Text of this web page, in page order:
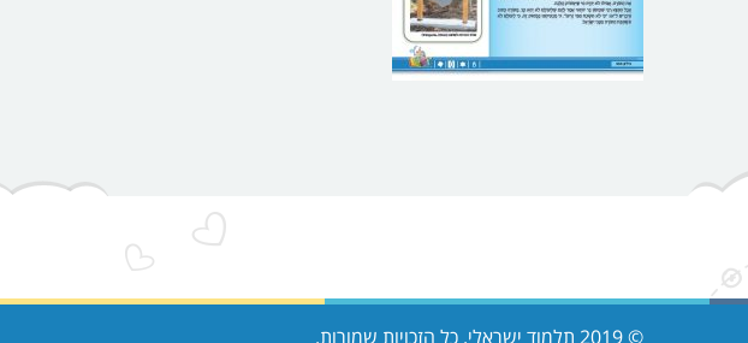
© 2019 תלמוד ישראלי. כל הזכויות שמורות.